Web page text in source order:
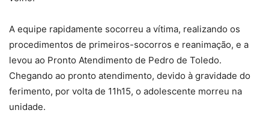
A equipe rapidamente socorreu a vítima, realizando os
procedimentos de primeiros-socorros e reanimação, e a
levou ao Pronto Atendimento de Pedro de Toledo.
Chegando ao pronto atendimento, devido à gravidade do
ferimento, por volta de 11h15, o adolescente morreu na
unidade.